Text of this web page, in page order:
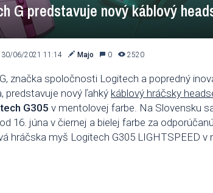
G predstavuje nový káblový
30/06/2021 11:14 Majo 0 2520
značka spoločnosti Logitech a popredný
predstavuje nový ľahký káblový hráčsky
G305 v mentolovej farbe. Na Slovensku
16. júna v čiernej a bielej farbe za
hráčska myš Logitech G305 LIGHTSPEED v